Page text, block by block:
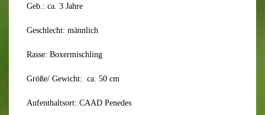
Geb.: ca. 3 Jahre
Geschlecht: männlich
Rasse: Boxermischling
Größe/ Gewicht: ca. 50 cm
Aufenthaltsort: CAAD Penedes